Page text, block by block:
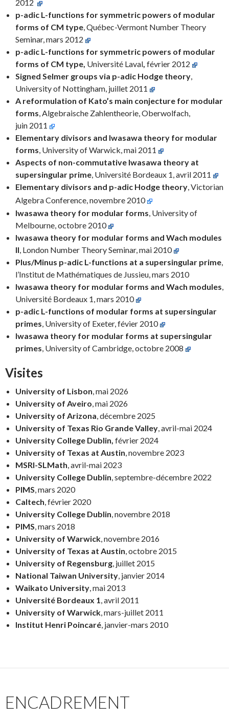
2012
p-adic L-functions for symmetric powers of modular
forms of CM type, Québec-Vermont Number Theory
Seminar, mars 2012
p-adic L-functions for symmetric powers of modular
forms of CM type, Université Laval, février 2012
Signed Selmer groups via p-adic Hodge theory,
University of Nottingham, juillet 2011
A reformulation of Kato’s main conjecture for modular
forms, Algebraische Zahlentheorie, Oberwolfach,
juin 2011
Elementary divisors and Iwasawa theory for modular
forms, University of Warwick, mai 2011
Aspects of non-commutative Iwasawa theory at
supersingular prime, Université Bordeaux 1, avril 2011
Elementary divisors and p-adic Hodge theory, Victorian
Algebra Conference, novembre 2010
Iwasawa theory for modular forms, University of
Melbourne, octobre 2010
Iwasawa theory for modular forms and Wach modules
II, London Number Theory Seminar, mai 2010
Plus/Minus p-adic L-functions at a supersingular prime,
l’Institut de Mathématiques de Jussieu, mars 2010
Iwasawa theory for modular forms and Wach modules,
Université Bordeaux 1, mars 2010
p-adic L-functions of modular forms at supersingular
primes, University of Exeter, févier 2010
Iwasawa theory for modular forms at supersingular
primes, University of Cambridge, octobre 2008
Visites
University of Lisbon, mai 2026
University of Aveiro, mai 2026
University of Arizona, décembre 2025
University of Texas Rio Grande Valley, avril-mai 2024
University College Dublin, février 2024
University of Texas at Austin, novembre 2023
MSRI-SLMath, avril-mai 2023
University College Dublin, septembre-décembre 2022
PIMS, mars 2020
Caltech, février 2020
University College Dublin, novembre 2018
PIMS, mars 2018
University of Warwick, novembre 2016
University of Texas at Austin, octobre 2015
University of Regensburg, juillet 2015
National Taiwan University, janvier 2014
Waikato University, mai 2013
Université Bordeaux 1, avril 2011
University of Warwick, mars-juillet 2011
Institut Henri Poincaré, janvier-mars 2010
ENCADREMENT